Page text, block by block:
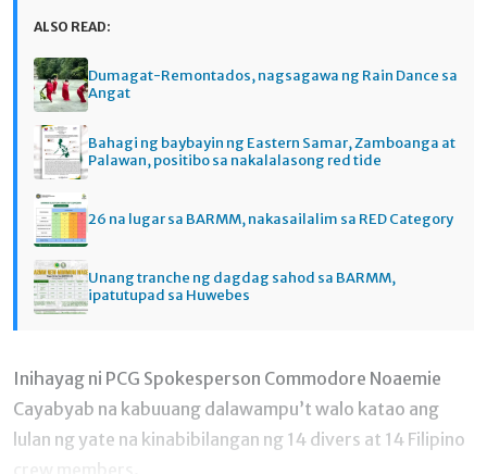
ALSO READ:
Dumagat-Remontados, nagsagawa ng Rain Dance sa
Angat
Bahagi ng baybayin ng Eastern Samar, Zamboanga at
Palawan, positibo sa nakalalasong red tide
26 na lugar sa BARMM, nakasailalim sa RED Category
Unang tranche ng dagdag sahod sa BARMM,
ipatutupad sa Huwebes
Inihayag ni PCG Spokesperson Commodore Noaemie
Cayabyab na kabuuang dalawampu’t walo katao ang
lulan ng yate na kinabibilangan ng 14 divers at 14 Filipino